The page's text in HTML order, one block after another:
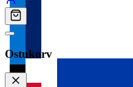
Ostukorv